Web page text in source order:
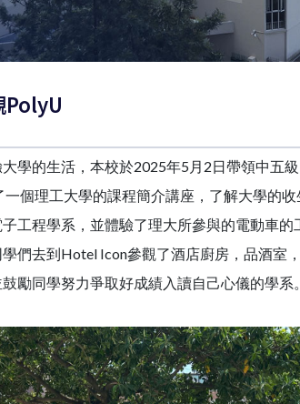
學的生活，本校於2025年5月2日帶領中五
一個理工大學的課程簡介講座，了解大學的
工程學系，並體驗了理大所參與的電動車
們去到Hotel Icon參觀了酒店廚房，品酒室
勵同學努力爭取好成績入讀自己心儀的學系。